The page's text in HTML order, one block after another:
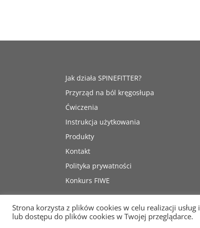
Jak działa SPINEFITTER?
Przyrząd na ból kręgosłupa
Ćwiczenia
Instrukcja użytkowania
Produkty
Kontakt
Polityka prywatności
Konkurs FIWE
Strona korzysta z plików cookies w celu realizacji usług
lub dostępu do plików cookies w Twojej przeglądarce.